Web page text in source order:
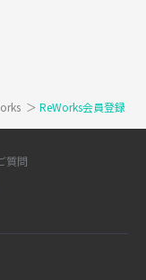
＞ ReWorks会員登録
質問